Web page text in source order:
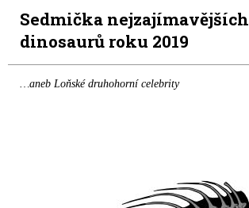
Sedmička nejzajímavějších
dinosaurů roku 2019
…aneb Loňské druhohorní celebrity